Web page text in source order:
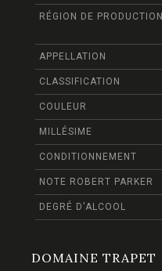
RÉGION DE PRODUCTION
APPELLATION
CLASSIFICATION
COULEUR
MILLÉSIME
CONDITIONNEMENT
NOTE ROBERT PARKER
DEGRÉ D'ALCOOL
DOMAINE TRAPET